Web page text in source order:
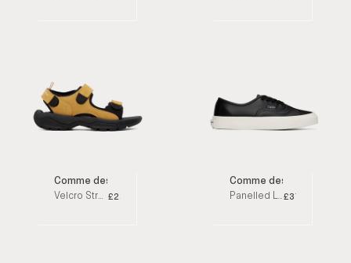
Comme des Garçons Homme
Velcro Strap Suede & Neoprene Tan Sandals £280
Comme des Garçons
Panelled Leather Black Low Top Sneakers£370